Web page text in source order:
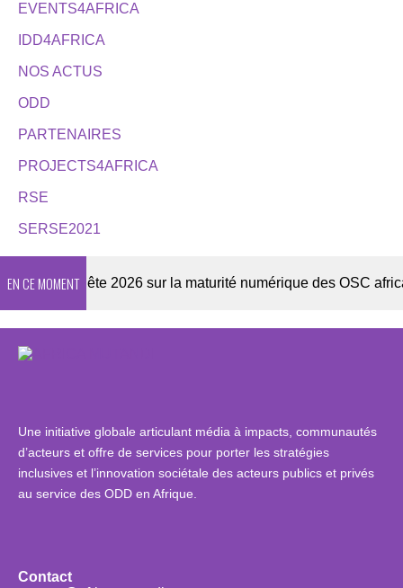
EVENTS4AFRICA
IDD4AFRICA
NOS ACTUS
ODD
PARTENAIRES
PROJECTS4AFRICA
RSE
SERSE2021
EN CE MOMENT
Enquête 2026 sur la maturité numérique des OSC
Une initiative globale articulant média à impacts, communautés
d’acteurs et offre de services pour porter les stratégies
inclusives et l’innovation sociétale des acteurs publics et privés
au service des ODD en Afrique.
Contact